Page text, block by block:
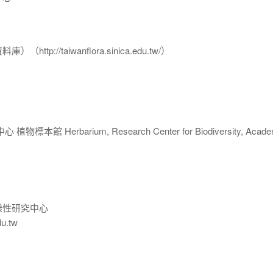
庫）（http://taiwanflora.sinica.edu.tw/）
植物標本館 Herbarium, Research Center for Biodiversity,
研究中心